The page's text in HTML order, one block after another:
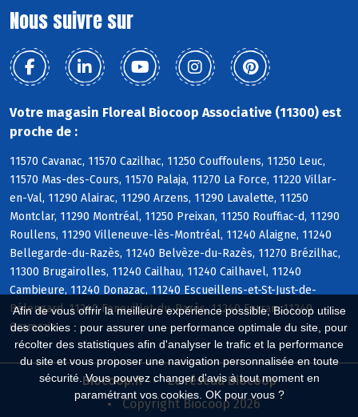
Afin de vous offrir la meilleure expérience possible, Biocoop utilise
des cookies : pour assurer une performance optimale du site, pour
récolter des statistiques afin d'analyser le trafic et la performance
du site et vous proposer une navigation personnalisée en toute
sécurité. Vous pouvez changer d'avis à tout moment en
paramétrant vos cookies. OK pour vous ?
Nous suivre sur
Votre magasin Floreal Biocoop Associative (11300) est
proche de :
11570 Cavanac, 11570 Cazilhac, 11250 Couffoulens, 11250 Leuc,
11570 Mas-des-Cours, 11570 Palaja, 11270 La Force, 11220 Villar-
en-Val, 11290 Alairac, 11290 Arzens, 11290 Lavalette, 11250
Montclar, 11290 Montréal, 11250 Preixan, 11250 Rouffiac-d, 11290
Roullens, 11290 Villeneuve-lès-Montréal, 11240 Alaigne, 11240
Bellegarde-du-Razès, 11240 Belvèze-du-Razès, 11270 Brézilhac,
11300 Brugairolles, 11240 Cailhau, 11240 Cailhavel, 11240
Cambieure, 11240 Donazac, 11240 Escueillens-et-St-Just-de-
Bélengard, 11240 Fenouillet-du-Razès, 11240 Ferran, 11240
Gramazie
Biocoop.fr
Le réseau Biocoop
Copyright Biocoop 2026